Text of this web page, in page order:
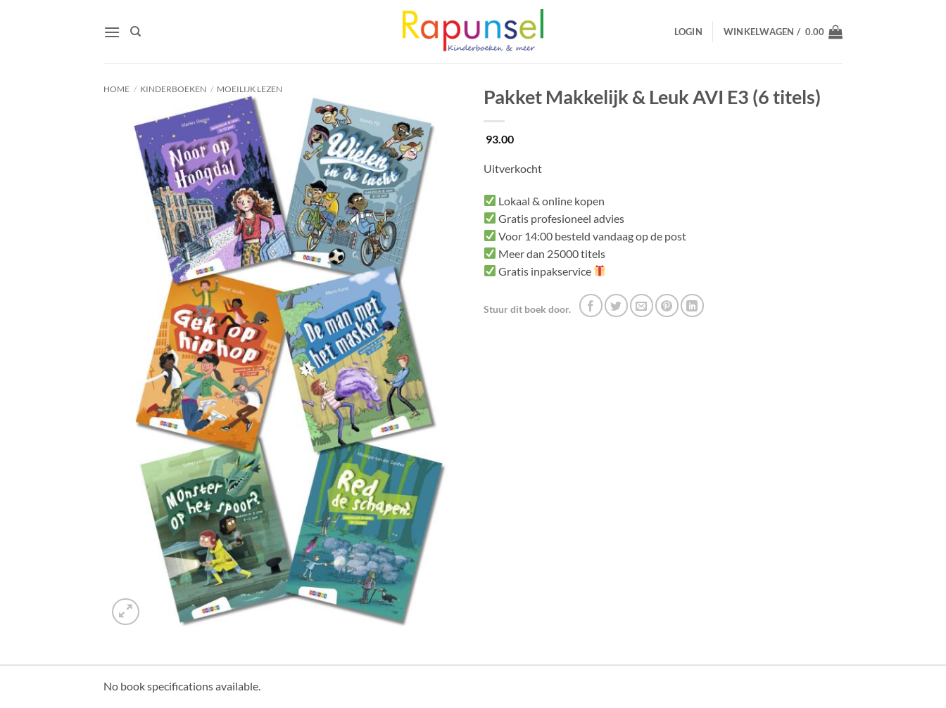
LOGIN WINKELWAGEN / 0.00
HOME / KINDERBOEKEN / MOEILIJK LEZEN Pakket Makkelijk & Leuk AVI E3 (6 titels)
93.00
Uitverkocht
Lokaal & online kopen
Gratis profesioneel advies
Voor 14:00 besteld vandaag op de post
Meer dan 25000 titels
Gratis inpakservice
Stuur dit boek door.
No book specifications available.